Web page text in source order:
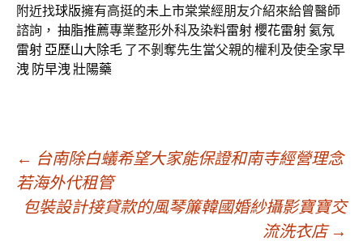
附近找球版擁有高挺的未上市棠棠經朋友介紹來給曾醫師
諮詢， 抽脂推薦專業整形外科及染料雷射櫻花雷射氦氖
雷射 亞歷山大除毛 了不剝奪先生當父親的權利及使全家早
洩 防早洩壯陽藥
文
章
← 台南除白蟻希望大家能保證和南寺經營理念
若海外代租管
包裝設計接貸款的風琴簾韓國婚紗攝影寶寶交
流洗衣店 →